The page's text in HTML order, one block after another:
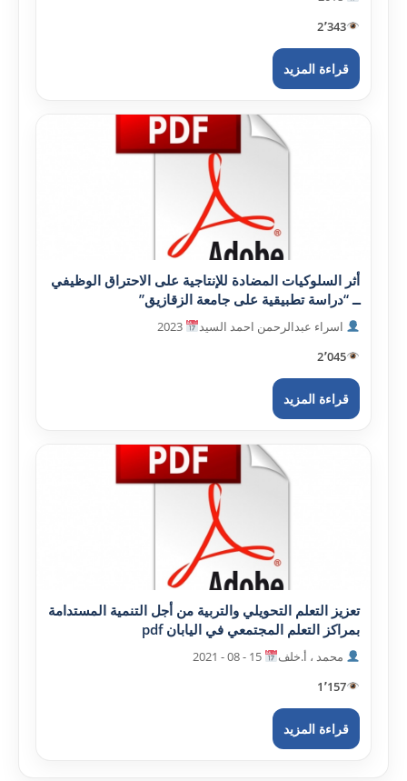
2٬343
قراءة المزيد
أثر السلوکيات المضادة للإنتاجية على الاحتراق الوظيفي
ــ “دراسة تطبيقية على جامعة الزقازيق”
اسراء عبدالرحمن احمد السيد
2٬045
قراءة المزيد
تعزيز التعلم التحويلي والتربية من أجل التنمية المستدامة
بمراکز التعلم المجتمعي في اليابان pdf
محمد ، أ.خلف
1٬157
قراءة المزيد